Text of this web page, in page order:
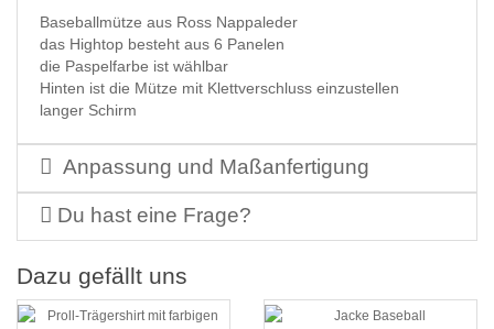
Baseballmütze aus Ross Nappaleder
das Hightop besteht aus 6 Panelen
die Paspelfarbe ist wählbar
Hinten ist die Mütze mit Klettverschluss einzustellen
langer Schirm
Anpassung und Maßanfertigung
Du hast eine Frage?
Dazu gefällt uns